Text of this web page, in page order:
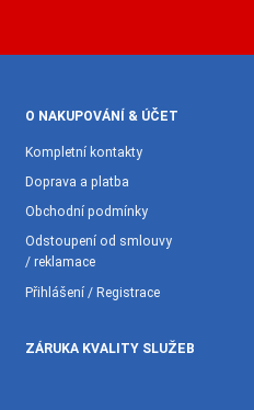
O NAKUPOVÁNÍ & ÚČET
Kompletní kontakty
Doprava a platba
Obchodní podmínky
Odstoupení od smlouvy
/ reklamace
Přihlášení / Registrace
ZÁRUKA KVALITY SLUŽEB